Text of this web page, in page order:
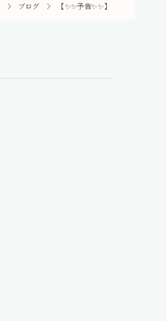
ブログ 【✨✨予告✨✨】